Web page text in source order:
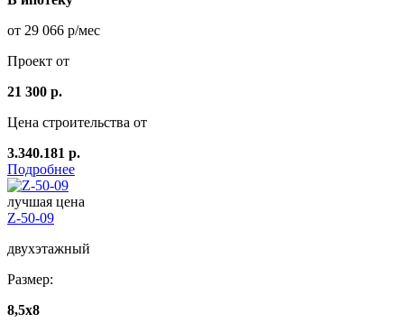
от 29 066 р/мес
Проект от
21 300 р.
Цена строительства от
3.340.181 р.
Подробнее
лучшая цена
Z-50-09
двухэтажный
Размер:
8,5x8